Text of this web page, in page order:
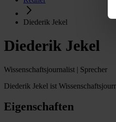
Diederik Jekel
Diederik Jekel
Wissenschaftsjournalist | Sprecher
Diederik Jekel ist
Eigenschaften